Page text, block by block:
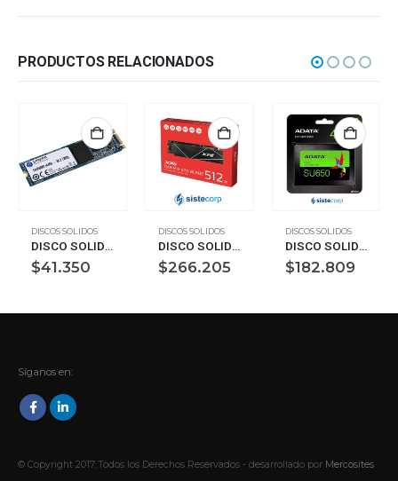
PRODUCTOS RELACIONADOS
DISCOS SOLIDOS
DISCO SOLIDO SSD 120GB M.2 A400 2280 (SA400M8/120G)
$41.350
DISCOS SOLIDOS
DISCO SOLIDO SSD M.2 NVME 512GB G4 XPG GAMMIX S70 BLADE (AGAMMIXS70B-512G-CS)
$266.205
DISCOS SOLIDOS
DISCO SOLIDO SSD 480GB ADATA SU650SS BLISTER (ASU650SS-480GT-R)
$182.809
Síganos en:
© Copyright 2017. Todos los Derechos Reservados - desarrollado por Mercosites